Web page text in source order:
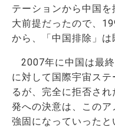
テーションから中国
大前提だったので、
から、「中国排除」は
2007年に中国は最
に対して国際宇宙ス
るが、完全に拒否さ
発への決意は、この
強固になっていったと